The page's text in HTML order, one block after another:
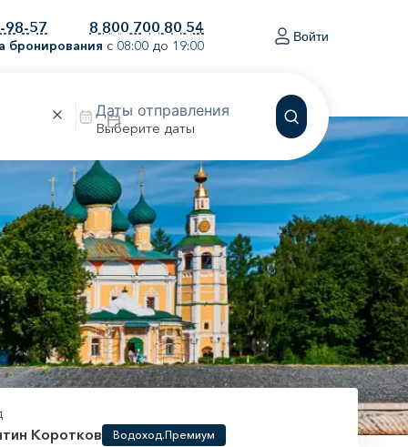
98-57 8 800 700 80 54
бронирования с 08:00 до 19:00
Войти
Выберите даты
Коротков Водоход.Премиум